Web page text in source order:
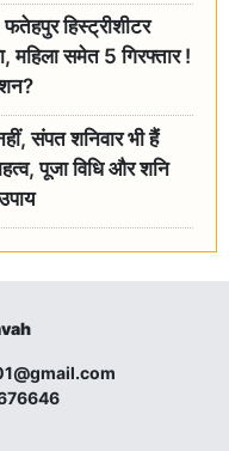
हिस्ट्रीशीटर
महिला समेत 5 गिरफ्तार !
संपत शनिवार भी हैं
पूजा विधि और शनि